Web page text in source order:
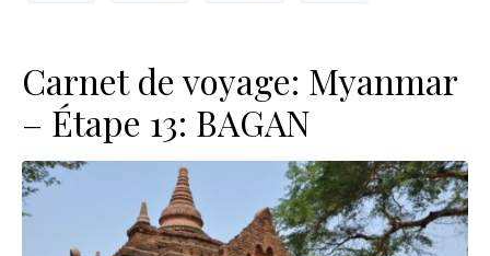
Carnet de voyage: Myanmar
– Étape 13: BAGAN